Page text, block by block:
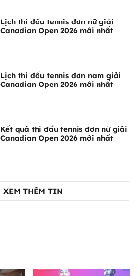
Lịch thi đấu tennis đơn nữ giải
Canadian Open 2026 mới nhất
Lịch thi đấu tennis đơn nam giải
Canadian Open 2026 mới nhất
Kết quả thi đấu tennis đơn nữ giải
Canadian Open 2026 mới nhất
XEM THÊM TIN